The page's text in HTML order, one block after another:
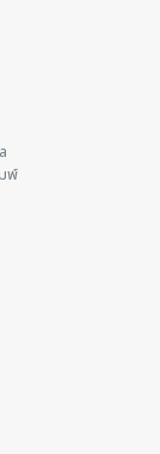
พ์